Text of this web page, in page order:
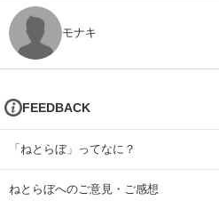
モナキ
FEEDBACK
「ねとらぼ」ってなに？
ねとらぼへのご意見・ご感想